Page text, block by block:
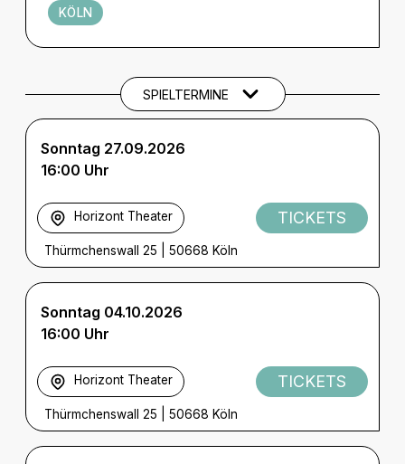
KÖLN
Termine und Tickets
SPIELTERMINE
Sonntag 27.09.2026
16:00 Uhr
Horizont Theater
Thürmchenswall 25 50668 Köln
TICKETS
Sonntag 04.10.2026
16:00 Uhr
Horizont Theater
Thürmchenswall 25 50668 Köln
TICKETS